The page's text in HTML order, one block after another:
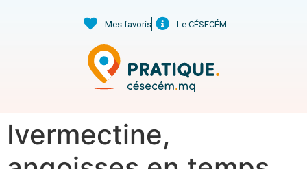
Mes favoris Le CÉSECÉM
Ivermectine,